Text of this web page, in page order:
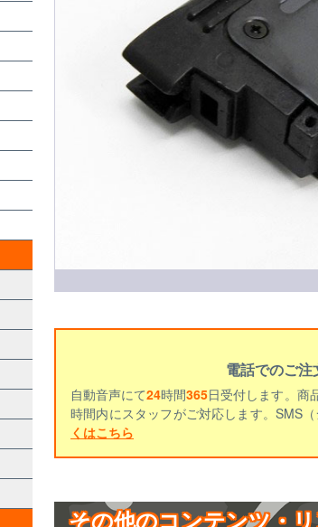
電話でのご
自動音声にて24時間365日受付します。商
時間内にスタッフがご対応します。SMS
くはこちら
その他のコンテンツ・